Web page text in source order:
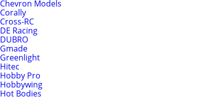
Chevron Models
Corally
Cross-RC
DE Racing
DUBRO
Gmade
Greenlight
Hitec
Hobby Pro
Hobbywing
Hot Bodies